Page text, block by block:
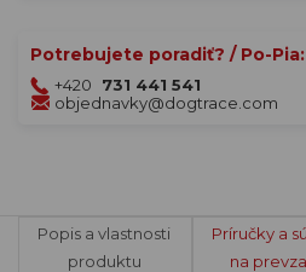
Potrebujete poradiť? / Po-
+420
731 441 541
objednavky@dogtrace.com
Popis a vlastnosti
produktu
Príručky a
na